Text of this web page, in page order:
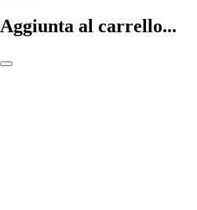
Aggiunta al carrello...